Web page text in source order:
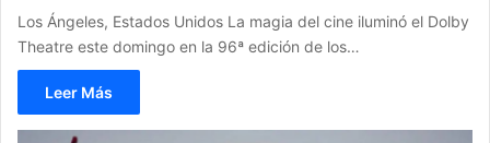
Los Ángeles, Estados Unidos La magia del cine iluminó el Dolby
Theatre este domingo en la 96ª edición de los…
Leer Más